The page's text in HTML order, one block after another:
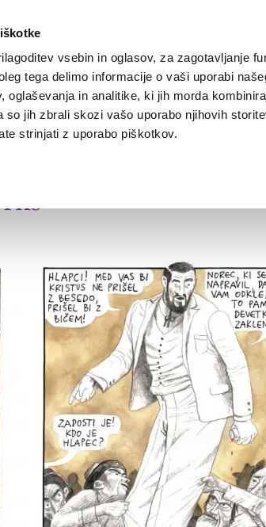
vsebin in oglasov, za zagotavljanje
tega delimo informacije o vaši uporabi
oglaševanja in analitike, ki jih morda
so jih zbrali skozi vašo uporabo njihovih
strinjati z uporabo piškotkov.
NOVICE TRŽAŠKA GORIŠKA KULTURA